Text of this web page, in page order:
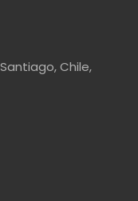
Chile,